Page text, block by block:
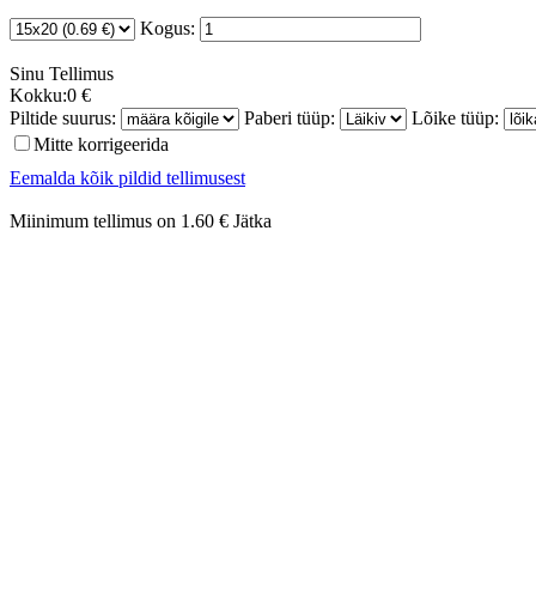
Kogus:
Sinu Tellimus
Kokku:0 €
Piltide suurus:
Paberi tüüp:
Lõike tüüp:
Mitte korrigeerida
Eemalda kõik pildid tellimusest
Miinimum tellimus on 1.60 € Jätka